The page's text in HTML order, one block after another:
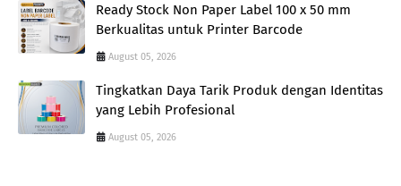
Ready Stock Non Paper Label 100 x 50 mm
Berkualitas untuk Printer Barcode
August 05, 2026
Tingkatkan Daya Tarik Produk dengan Identitas
yang Lebih Profesional
August 05, 2026